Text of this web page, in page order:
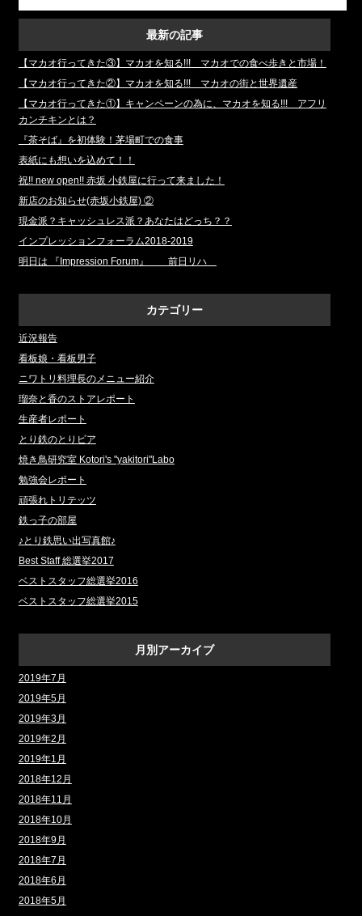
最新の記事
【マカオ行ってきた③】マカオを知る!!! マカオでの食べ歩きと市場！
【マカオ行ってきた②】マカオを知る!!! マカオの街と世界遺産
【マカオ行ってきた①】キャンペーンの為に、マカオを知る!!! アフリ
カンチキンとは？
『茶そば』を初体験！茅場町での食事
表紙にも想いを込めて！！
祝!! new open!! 赤坂 小鉄屋に行って来ました！
新店のお知らせ(赤坂小鉄屋) ②
現金派？キャッシュレス派？あなたはどっち？？
インプレッションフォーラム2018‐2019
明日は 『Impression Forum』 前日リハ
カテゴリー
近況報告
看板娘・看板男子
ニワトリ料理長のメニュー紹介
瑠奈と香のストアレポート
生産者レポート
とり鉄のとりビア
焼き鳥研究室 Kotori's "yakitori"Labo
勉強会レポート
頑張れトリテッツ
鉄っ子の部屋
♪とり鉄思い出写真館♪
Best Staff 総選挙2017
ベストスタッフ総選挙2016
ベストスタッフ総選挙2015
月別アーカイブ
2019年7月
2019年5月
2019年3月
2019年2月
2019年1月
2018年12月
2018年11月
2018年10月
2018年9月
2018年7月
2018年6月
2018年5月